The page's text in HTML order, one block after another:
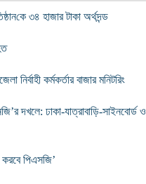
৩৪ হাজার টাকা অর্থদন্ড
নির্বাহী কর্মকর্তার বাজার মনিটরিং
দখলে: ঢাকা-যাত্রাবাড়ি-সাইনবোর্ড ও
পিএসজি’